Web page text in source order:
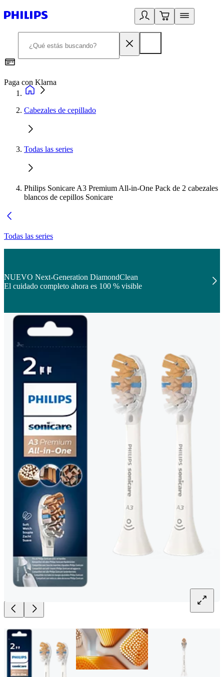
Paga con Klarna
Cabezales de cepillado
Todas las series
Philips Sonicare A3 Premium All-in-One Pack de 2 cabezales
blancos de cepillos Sonicare
Todas las series
NUEVO Next-Generation DiamondClean
El cuidado completo ahora es 100 % visible